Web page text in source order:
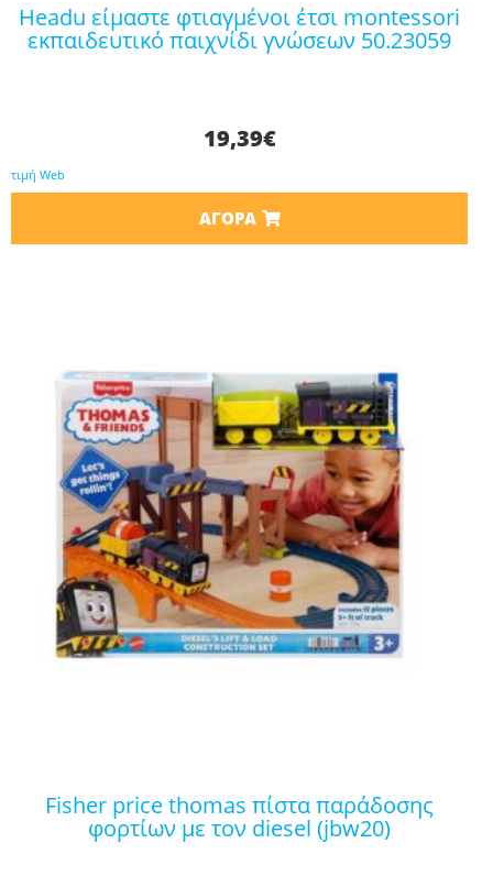
headu είμαστε φτιαγμένοι έτσι montessori
εκπαιδευτικό παιχνίδι γνώσεων 50.23059
19,39€
τιμή Web
ΑΓΟΡΆ
fisher price thomas πίστα παράδοσης
φορτίων με τον diesel (jbw20)